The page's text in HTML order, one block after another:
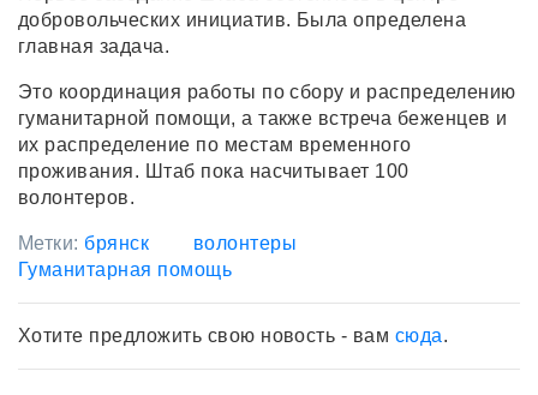
добровольческих инициатив. Была определена
главная задача.
Это координация работы по сбору и распределению
гуманитарной помощи, а также встреча беженцев и
их распределение по местам временного
проживания. Штаб пока насчитывает 100
волонтеров.
Метки: брянск
волонтеры
Гуманитарная помощь
Хотите предложить свою новость - вам сюда.